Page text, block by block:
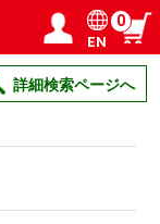
EN
0
詳細検索ページへ